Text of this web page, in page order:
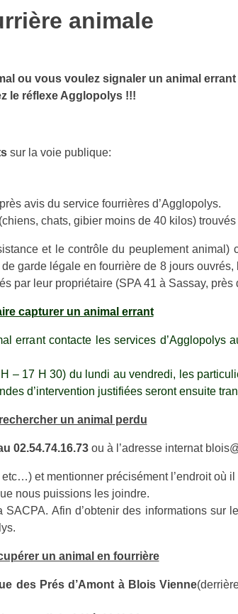
MICRO-CRECHE – LA
SUR-LOIRE
RÈGLEMENT DU PLAN LOCAL
VOS CONSTRUCTIONS
DE VIE
- TRI
VIE ASSOCIATIVE
ASSOCIATION LA
CAP EVÈNEMENTS
PÉTANQUE CHAUMONTAISE
SECTION CYCLO LOISIRS
ASCL SECTION FOOTBALL
ENSEMBLE ET SOLIDAIRES
USEP DE CHAUMONT SUR
CHAUMONT AU FIL DU TEMPS
DOMAINE DES FRILEUSES
LES PROFESSIONNELS
animale
ou vous voulez signaler un animal
le réflexe Agglopolys !!!
sur la voie publique:
avis du service fourrières d’Agglopolys.
chats, gibier moins de 40 kilos)
et le contrôle du peuplement animal)
garde légale en fourrière de 8 jours
par leur propriétaire (SPA 41 à Sassay,
capturer un animal errant
errant contacte les services d’Agglopolys
– 17 H 30) du lundi au vendredi, les
d’intervention justifiées seront ensuite
un animal perdu
02.54.74.16.73 ou à l’adresse internat
et mentionner précisément l’endroit où
nous puissions les joindre.
Afin d’obtenir des informations sur
un animal en fourrière
des Prés d’Amont à Blois Vienne